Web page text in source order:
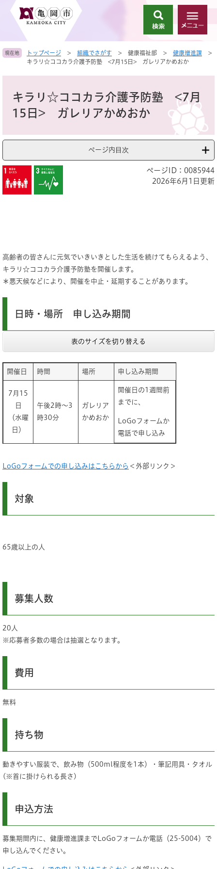
頭
す
飛
し
索
メ
ニ
ー
現在地 トップページ > 組織でさがす > 健康福祉部 > 健康増進課
>
キラリ☆ココカラ介護予防塾 <7月15日> ガレリアかめおか
キラリ☆ココカラ介護予防塾 <7月
15日> ガレリアかめおか
ページ内目次
ページID：0085944
2026年6月1日更新
高齢者の皆さんに元気でいきいきとした生活を続けてもらえるよう、
キラリ☆ココカラ介護予防塾を開催します。
＊悪天候などにより、開催を中止・延期することがあります。
日時・場所 申し込み期間
表のサイズを切り替える
開催日 時間 場所 申し込み期間
7月15
日
（水曜
日）
午後2時～3
時30分
ガレリア
かめおか
開催日の1週間前
までに、
LoGoフォームか
電話で申し込み
LoGoフォームでの申し込みはこちらから ＜外部リンク＞
対象
65歳以上の人
募集人数
20人
※応募者多数の場合は抽選となります。
費用
無料
持ち物
動きやすい服装で、飲み物（500ml程度を1本）・筆記用具・タオル
(※首に掛けられる長さ)
申込方法
募集期間内に、健康増進課までLoGoフォームか電話（25-5004）で
申し込んでください。